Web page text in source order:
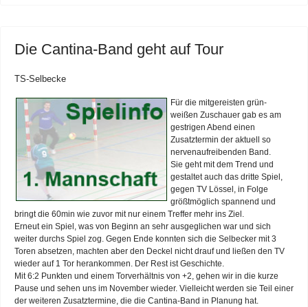
Die Cantina-Band geht auf Tour
TS-Selbecke
Für die mitgereisten grün-
weißen Zuschauer gab es am
gestrigen Abend einen
Zusatztermin der aktuell so
nervenaufreibenden Band.
Sie geht mit dem Trend und
gestaltet auch das dritte Spiel,
gegen TV Lössel, in Folge
größtmöglich spannend und
bringt die 60min wie zuvor mit nur einem Treffer mehr ins Ziel.
Erneut ein Spiel, was von Beginn an sehr ausgeglichen war und sich
weiter durchs Spiel zog. Gegen Ende konnten sich die Selbecker mit 3
Toren absetzen, machten aber den Deckel nicht drauf und ließen den TV
wieder auf 1 Tor herankommen. Der Rest ist Geschichte.
Mit 6:2 Punkten und einem Torverhältnis von +2, gehen wir in die kurze
Pause und sehen uns im November wieder. Vielleicht werden sie Teil einer
der weiteren Zusatztermine, die die Cantina-Band in Planung hat.